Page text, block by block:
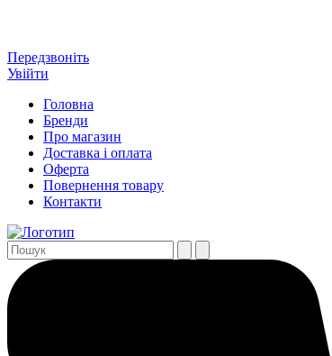
Передзвоніть
Увійти
Головна
Бренди
Про магазин
Доставка і оплата
Оферта
Повернення товару
Контакти